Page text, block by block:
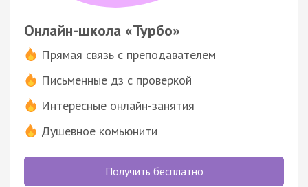
Онлайн-школа «Турбо»
Прямая связь с преподавателем
Письменные дз с проверкой
Интересные онлайн-занятия
Душевное комьюнити
Получить бесплатно